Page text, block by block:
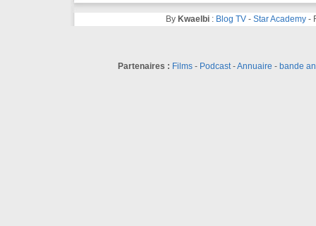
By Kwaelbi: Blog TV- Star Academy-
Partenaires : Films- Podcast-Annuaire - bande